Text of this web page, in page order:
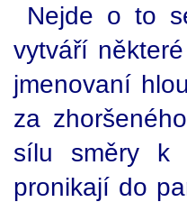
Nejde o to
vytváří
jmenovaní
za
sílu směry k
pronikají do